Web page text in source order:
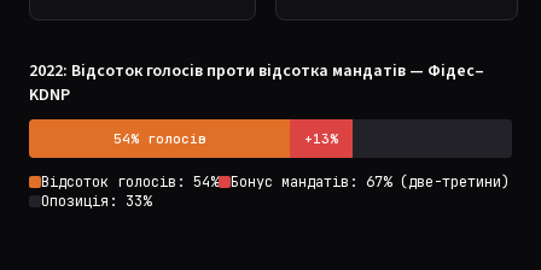
2022: Відсоток голосів проти відсотка мандатів — Фідес–
KDNP
54% голосів +13%
Відсоток голосів: 54%
Бонус мандатів: 67% (две-третини)
Опозиція: 33%